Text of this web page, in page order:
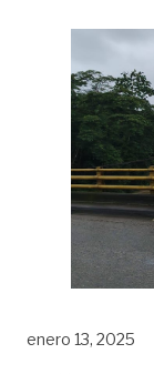
enero 13, 2025